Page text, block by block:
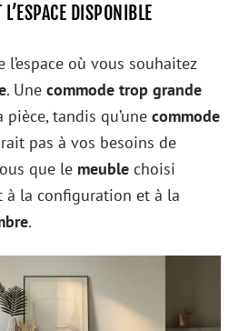
DISPONIBLE
l’espace où vous souhaitez
. Une commode trop grande
tandis qu’une commode
pas à vos besoins de
que le meuble choisi
à la configuration et à la
.